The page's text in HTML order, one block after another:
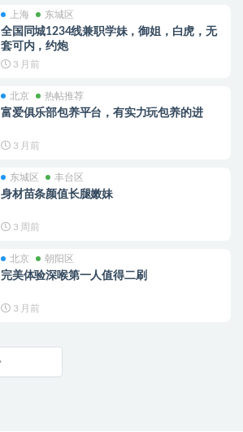
上海 东城区
全国同城1234线兼职学妹，御姐，白虎，无
套可内，约炮
3 月前
北京 热帖推荐
富爱俱乐部包养平台，有实力玩包养的进
3 月前
东城区 丰台区
身材苗条颜值长腿嫩妹
3 周前
北京 朝阳区
完美体验深喉第一人值得二刷
3 月前